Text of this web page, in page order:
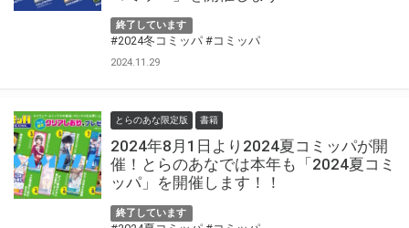
終了しています
#2024冬コミッパ #コミッパ
2024.11.29
とらのあな限定版 書籍
2024年8月1日より2024夏コミッパが開
催！とらのあなでは本年も「2024夏コミ
ッパ」を開催します！！
終了しています